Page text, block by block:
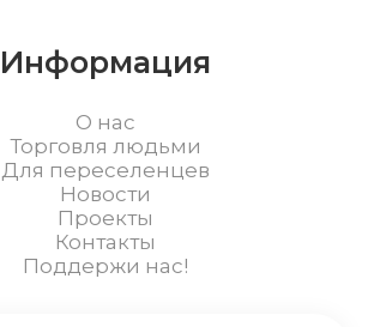
Информация
О нас
Торговля людьми
Для переселенцев
Новости
Проекты
Контакты
Поддержи нас!